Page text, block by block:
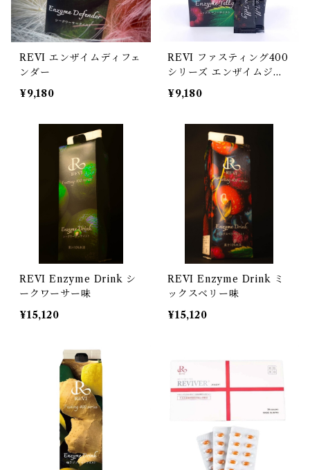
REVI エンザイムディフェ
ンダー
¥9,180
REVI ファスティング400
シリーズ エンザイムジェ
リー
¥9,180
REVI Enzyme Drink シ
ークワーサー味
¥15,120
REVI Enzyme Drink ミ
ックスベリー味
¥15,120